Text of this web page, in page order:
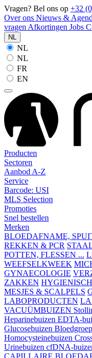
Vragen? Bel ons op +32
Over ons Nieuws &
vragen Afkortingen Jobs
NL
NL
NL
FR
EN
Producten
Sectoren
Aanbod A-Z
Service
Barcode: USI
MLS Selection
Promoties
Snel bestellen
Merken
BLOEDAFNAME,
REKKEN & PCR
POTTEN, FLESSEN ...
WEEFSELKWEEK
GYNAECOLOGIE
ZAKKEN
MESJES & SCALPELS
LABOPRODUCTEN
VACUÜMBUIZEN
Heparinebuizen EDTA-
Glucosebuizen
Homocysteinebuizen
Urinebuizen cfDNA-